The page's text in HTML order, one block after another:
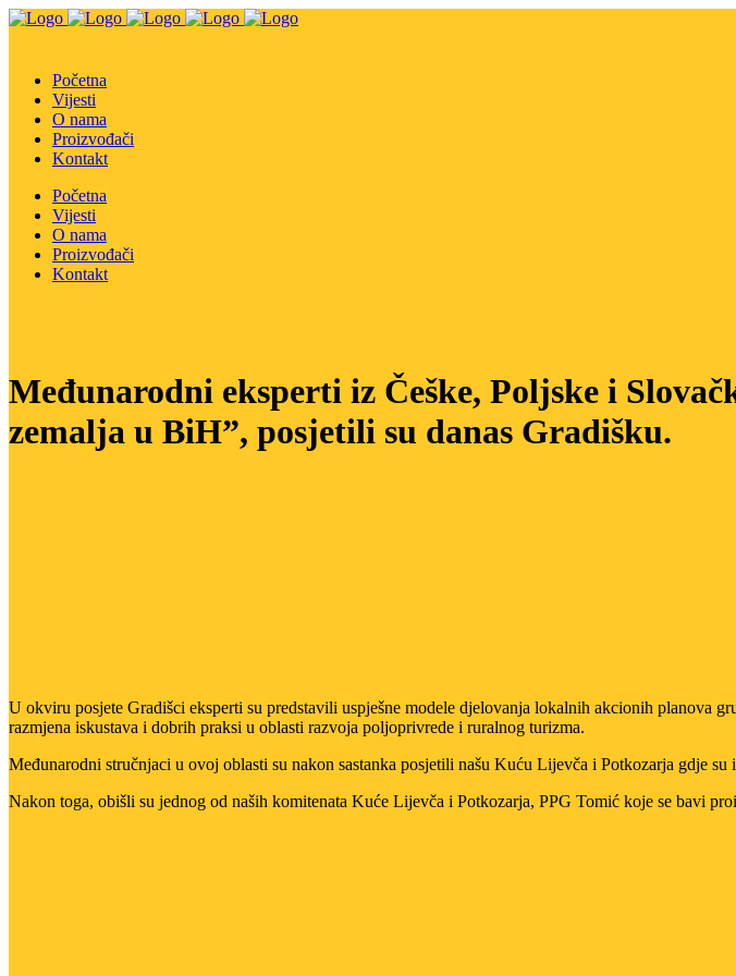
Početna
Vijesti
O nama
Proizvođači
Kontakt
Početna
Vijesti
O nama
Proizvođači
Kontakt
Međunarodni eksperti iz Češke, Poljske i
zemalja u BiH”, posjetili su danas Gradišku.
U okviru posjete Gradišci eksperti su predstavili uspješne modele djelovanja lokalnih akcionih planova
razmjena iskustava i dobrih praksi u oblasti razvoja poljoprivrede i ruralnog turizma.
Međunarodni stručnjaci u ovoj oblasti su nakon sastanka posjetili našu Kuću Lijevča i Potkozarja gdje
Nakon toga, obišli su jednog od naših komitenata Kuće Lijevča i Potkozarja, PPG Tomić koje se bavi